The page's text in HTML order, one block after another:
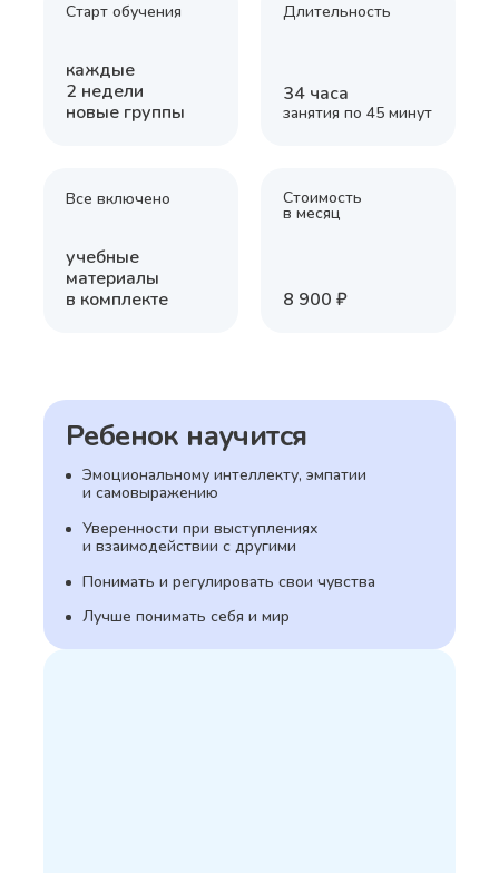
Старт обучения
каждые
2 недели
новые группы
занятия по 45 минут
Длительность
34 часа
Все включено
учебные
материалы
в комплекте
Стоимость
в месяц
8 900 ₽
Ребенок научится
Эмоциональному интеллекту, эмпатии
и самовыражению
Уверенности при выступлениях
и взаимодействии с другими
Понимать и регулировать свои чувства
Лучше понимать себя и мир